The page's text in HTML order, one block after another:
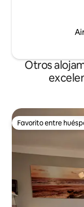
Otros
Favorito entre
Favorito entre